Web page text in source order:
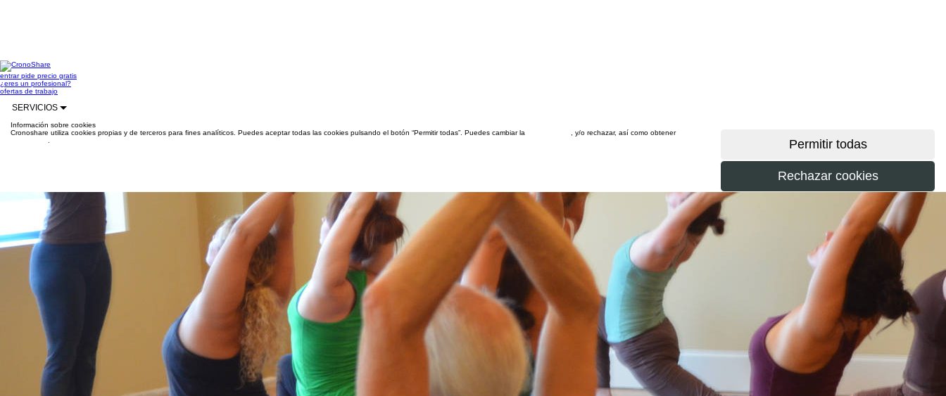
entrarpide precio gratis
¿eres un profesional?
ofertas de trabajo
SERVICIOS
Información sobre cookies
Cronoshare utiliza cookies propias y de terceros para fines analíticos. Puedes aceptar todas las cookies pulsando el botón “Permitir todas”. Puedes cambiar la
, y/o rechazar, así como obtener